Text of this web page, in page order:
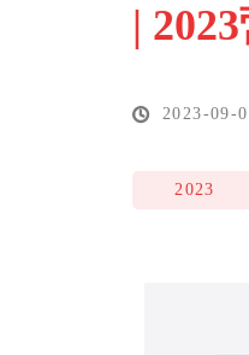
|
2023-09-
2023